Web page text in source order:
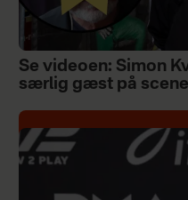
Se videoen: Simon
særlig gæst på